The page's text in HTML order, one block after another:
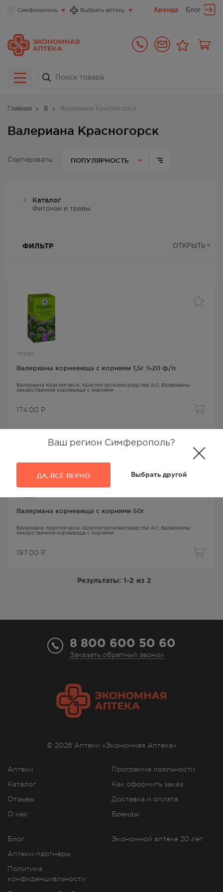
Симферополь
Ваш регион Симферополь?
ДА, ВСЁ ВЕРНО Выбрать другой
Выбрать аптеку Аренда Блог
Главная В Валериана Красногорск
Валериана Красногорск
Сортировать: ПОПУЛЯРНОСТЬ
Каталог
Фиточаи и травы
ФИЛЬТР ОТКРЫТЬ
ТРАВЫ
Валериана корневища с корнями 1,5г №20 ф/п
Валериана Красногорск , Красногорсклексредства АО, Валерианы
лекарственной корневища с корнями
174.00 Р
ТРАВЫ
Валериана корневища с корнями 50г
Валериана Красногорск , Красногорсклексредства АО, Валерианы
лекарственной корневища с корнями
197.00 Р
Результаты: 1-2 из 2
8 800 600 50 60
Заказать обратный звонок
Аптеки
Каталог
Отзывы
О нас
Программа лояльности
Как оформить заказ
Доставка и оплата
Бренды
Блог
Аптеки-партнёры
Политика
конфиденциальности
Экономной аптеке 20 лет
© 2026 Аптеки «Экономная Аптека»